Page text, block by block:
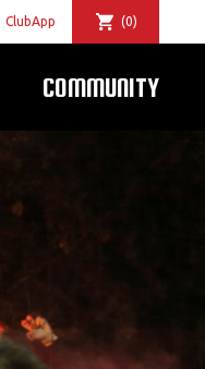
ClubApp (0)
COMMUNITY